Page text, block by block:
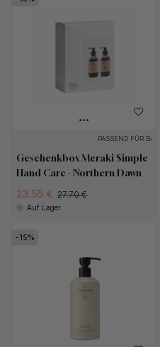
PASSEND FÜR BASE
Geschenkbox Meraki Simple
Hand Care - Northern Dawn
23.55 € 27.70 €
Auf Lager
15